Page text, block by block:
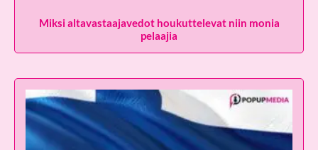
Miksi altavastaajavedot houkuttelevat niin monia
pelaajia